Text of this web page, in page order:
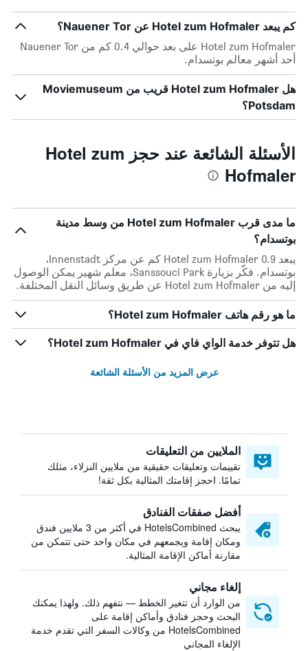
كم يبعد Hotel zum Hofmaler عن Nauener Tor؟
Hotel zum Hofmaler على بعد حوالي 0.4 كم من Nauener Tor
أحد أشهر معالم بوتسدام.
هل Hotel zum Hofmaler قريب من Moviemuseum
Potsdam؟
الأسئلة الشائعة عند حجز Hotel zum
Hofmaler
ما مدى قرب Hotel zum Hofmaler من وسط مدينة
بوتسدام؟
يبعد Hotel zum Hofmaler 0.9 كم عن مركز Innenstadt،
بوتسدام. فكّر بزيارة Sanssouci Park، معلم شهير يمكن الوصول
إليه من Hotel zum Hofmaler عن طريق وسائل النقل المختلفة.
ما هو رقم هاتف Hotel zum Hofmaler؟
هل تتوفر خدمة الواي فاي في Hotel zum Hofmaler؟
عرض المزيد من الأسئلة الشائعة
الملايين من التعليقات
تقييمات وتعليقات حقيقية من ملايين النزلاء، مثلك
تمامًا. احجز إقامتك المثالية بكل ثقة!
أفضل صفقات الفنادق
يبحث HotelsCombined في أكثر من 3 ملايين فندق
ومكان إقامة ويجمعهم في مكان واحد حتى تتمكن من
مقارنة أماكن الإقامة المثالية.
إلغاء مجاني
من الوارد أن تتغير الخطط — نتفهم ذلك. ولهذا يمكنك
البحث وحجز فنادق وأماكن إقامة على
HotelsCombined من وكالات السفر التي تقدم خدمة
الإلغاء المجاني